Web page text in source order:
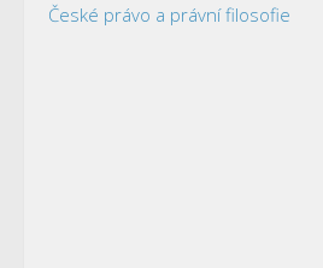
České právo a právní filosofie